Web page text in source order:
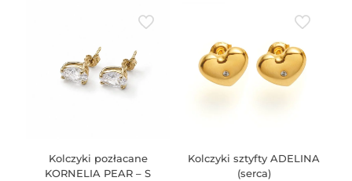
Kolczyki pozłacane
KORNELIA PEAR – S
Kolczyki sztyfty ADELINA
(serca)